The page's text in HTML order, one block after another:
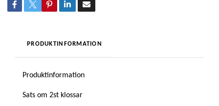
PRODUKTINFORMATION
Produktinformation
Sats om 2st klossar